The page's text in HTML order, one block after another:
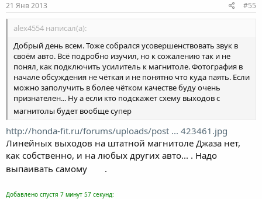
21 Янв 2013 #55
alex4554 написал(а):
Добрый день всем. Тоже собрался усовершенствовать звук в
своём авто. Всё подробно изучил, но к сожалению так и не
понял, как подключить усилитель к магнитоле. Фотография в
начале обсуждения не чёткая и не понятно что куда паять. Если
можно заполучить в более чётком качестве буду очень
признателен... Ну а если кто подскажет схему выходов с
магнитолы будет вообще супер
http://honda-fit.ru/forums/uploads/post ... 423461.jpg
Линейных выходов на штатной магнитоле Джаза нет,
как собственно, и на любых других авто... . Надо
выпаивать самому
.
Добавлено спустя 7 минут 57 секунд: